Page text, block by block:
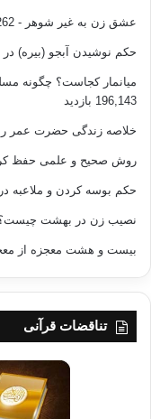
عشق زن به غیر شوهر - 280,262 بازدید
حکم نوشیدن آبجو (بیره)
میانمار کجاست؟ چگونه
196,143 بازدید
خلاصه زندگی حضرت عمر
روش صحیح و علمی حفظ
حکم بوسه کردن و ملاعبه
نصیب زن در بهشت
بیست و هشت معجزه از
تناقضات قرآنی